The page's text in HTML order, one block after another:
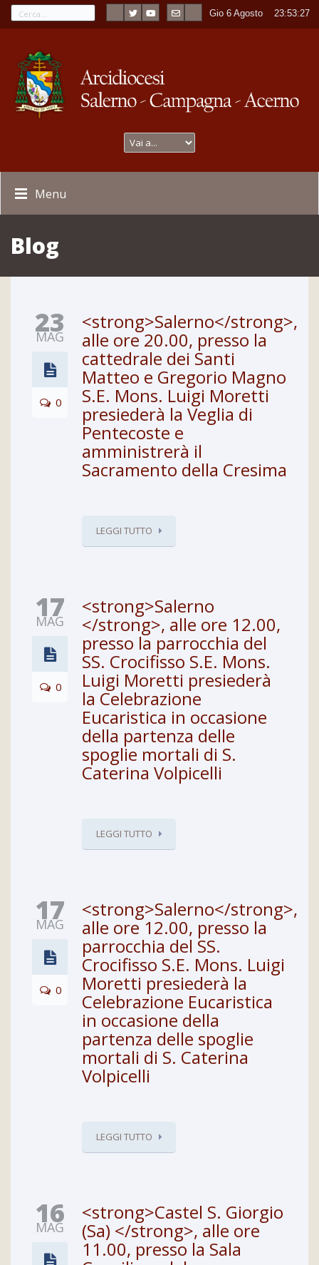
Gio 6 Agosto ----23:53:27
Menu
Blog
23
MAG
0
<strong>Salerno</strong>,
alle ore 20.00, presso la
cattedrale dei Santi
Matteo e Gregorio Magno
S.E. Mons. Luigi Moretti
presiederà la Veglia di
Pentecoste e
amministrerà il
Sacramento della Cresima
LEGGI TUTTO
17
MAG
0
<strong>Salerno
</strong>, alle ore 12.00,
presso la parrocchia del
SS. Crocifisso S.E. Mons.
Luigi Moretti presiederà
la Celebrazione
Eucaristica in occasione
della partenza delle
spoglie mortali di S.
Caterina Volpicelli
LEGGI TUTTO
17
MAG
0
<strong>Salerno</strong>,
alle ore 12.00, presso la
parrocchia del SS.
Crocifisso S.E. Mons. Luigi
Moretti presiederà la
Celebrazione Eucaristica
in occasione della
partenza delle spoglie
mortali di S. Caterina
Volpicelli
LEGGI TUTTO
16
MAG
<strong>Castel S. Giorgio
(Sa) </strong>, alle ore
11.00, presso la Sala